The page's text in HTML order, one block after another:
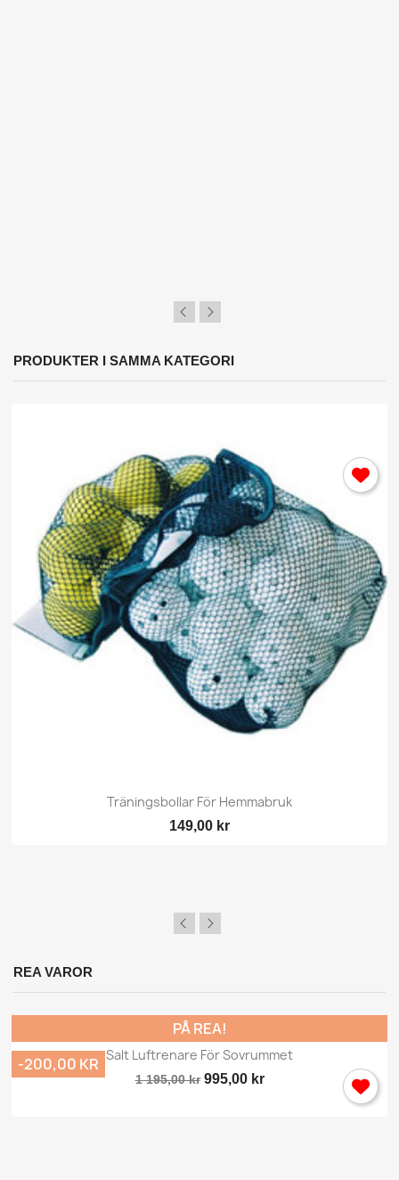
PRODUKTER I SAMMA KATEGORI
Träningsbollar För Hemmabruk
149,00 kr
REA VAROR
Salt Luftrenare För Sovrummet
1 195,00 kr 995,00 kr
PÅ REA!
-200,00 KR
Logga in ×
Du behöver vara inlogga för att spara produkter i din
Önskelista.